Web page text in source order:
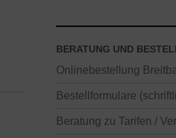
BERATUNG UND
Onlinebestellung
Bestellformulare
Beratung zu Tarifen /